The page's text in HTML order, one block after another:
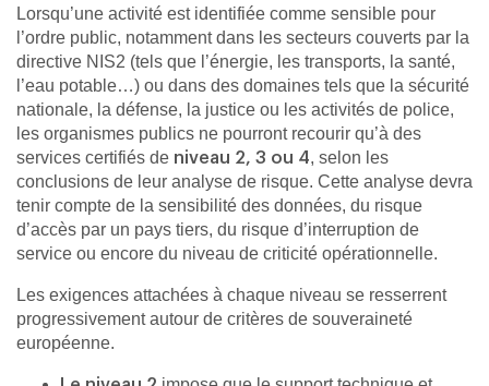
Lorsqu’une activité est identifiée comme sensible pour
l’ordre public, notamment dans les secteurs couverts par la
directive NIS2 (tels que l’énergie, les transports, la santé,
l’eau potable…) ou dans des domaines tels que la sécurité
nationale, la défense, la justice ou les activités de police,
les organismes publics ne pourront recourir qu’à des
services certifiés de niveau 2, 3 ou 4, selon les
conclusions de leur analyse de risque. Cette analyse devra
tenir compte de la sensibilité des données, du risque
d’accès par un pays tiers, du risque d’interruption de
service ou encore du niveau de criticité opérationnelle.
Les exigences attachées à chaque niveau se resserrent
progressivement autour de critères de souveraineté
européenne.